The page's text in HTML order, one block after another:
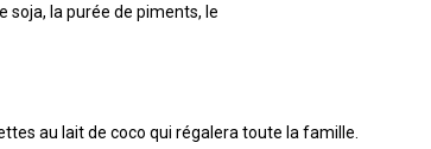
soja, la purée de piments, le
au lait de coco qui régalera toute la famille.